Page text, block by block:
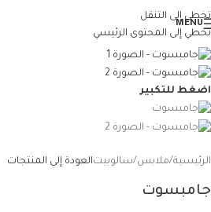
تخطي إلى التنقل
تخطي إلى المحتوى الرئيسي
MENU
اضغط للتكبير
الرئيسية/ملابس/سالوبيتالعودة إلى المنتجات
جامبسوت